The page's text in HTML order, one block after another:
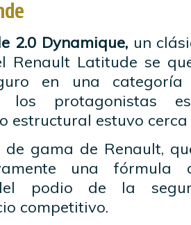
2.0 Dynamique,un
Renault Latitude se
en una
los protagonistas
estructural estuvo
gama de Renault,
una
podio de la
competitivo.